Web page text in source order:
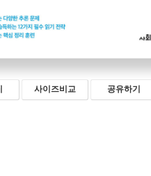
사이즈비교 공유하기